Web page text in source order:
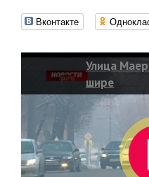
Вконтакте
Улица
шире